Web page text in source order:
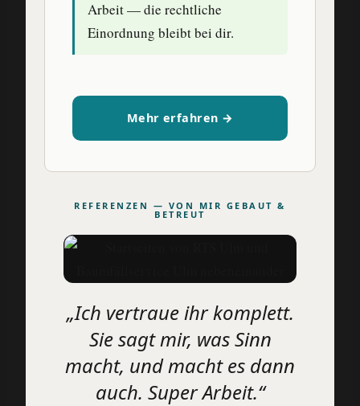
Arbeit — die rechtliche
Einordnung bleibt bei dir.
Mehr erfahren →
REFERENZEN — VON MIR GEBAUT &
BETREUT
„Ich vertraue ihr komplett.
Sie sagt mir, was Sinn
macht, und macht es dann
auch. Super Arbeit.“